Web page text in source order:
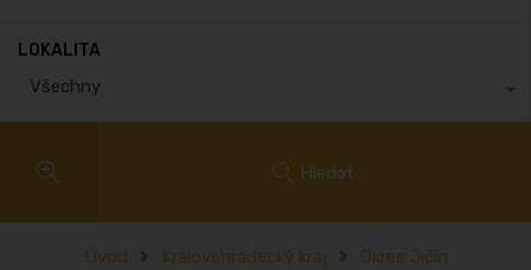
LOKALITA
Všechny
Hledat
Úvod Královehradecký kraj Okres Jičín